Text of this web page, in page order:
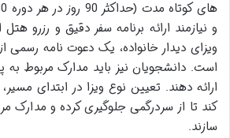
و نیازمند ارائه برنامه سفر دقیق و رزرو
ویزای دیدار خانواده، یک دعوت نامه رسمی
است. دانشجویان نیز باید مدارک مربوط
ارائه دهند. تعیین نوع ویزا در ابتدای
کند تا از سردرگمی جلوگیری کرده و مدارک
سازند.